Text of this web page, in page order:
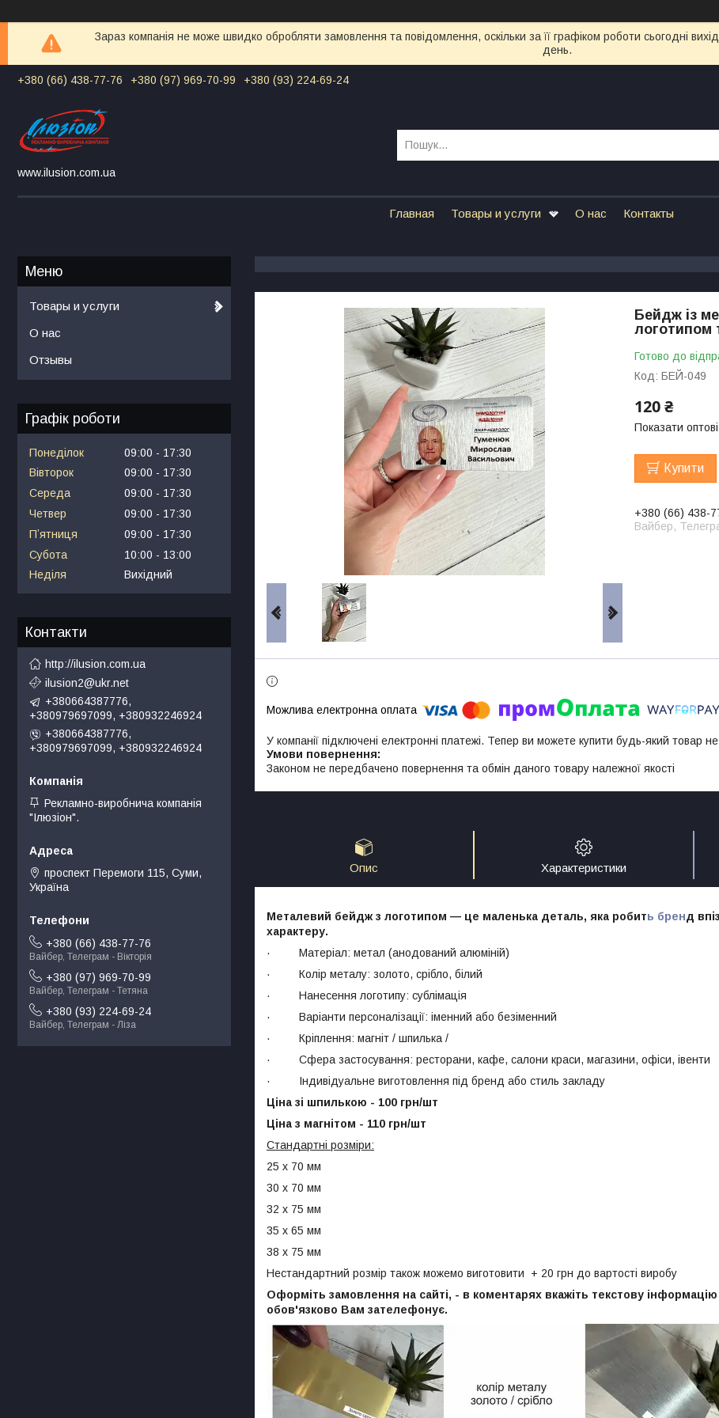
Зараз компанія не може швидко обробляти замовлення та повідомлення, оскільки за її графіком роботи сьогодні
день.
+380 (66) 438-77-76 +380 (97) 969-70-99 +380 (93) 224-69-24
www.ilusion.com.ua
Главная Товары и услуги О нас Контакты
Бейдж із
логотипом
Готово до
Код: БЕЙ-049
120 ₴
Показати
Купити
+380 (66) 438-
Вайбер,
У компанії підключені електронні платежі. Тепер ви можете купити будь-який товар
Законом не передбачено повернення та обмін даного товару належної якості
Опис Характеристики
Металевий бейдж з логотипом — це маленька деталь, яка робить бренд
характеру.
· Матеріал: метал (анодований алюміній)
· Колір металу: золото, срібло, білий
· Нанесення логотипу: сублімація
· Варіанти персоналізації: іменний або безіменний
· Кріплення: магніт / шпилька /
· Сфера застосування: ресторани, кафе, салони краси, магазини, офіси, івенти
· Індивідуальне виготовлення під бренд або стиль закладу
Ціна зі шпилькою - 100 грн/шт
Ціна з магнітом - 110 грн/шт
Стандартні розміри:
25 х 70 мм
30 х 70 мм
32 х 75 мм
35 х 65 мм
38 х 75 мм
Нестандартний розмір також можемо виготовити + 20 грн до вартості виробу
Оформіть замовлення на сайті, - в коментарях вкажіть текстову
обов'язково Вам зателефонує.
Товары и услуги
О нас
Отзывы
Графік роботи
Понеділок 09:00
17:30
Вівторок
09:00
17:30
Середа
09:00
17:30
Четвер
09:00
17:30
Пʼятниця
09:00
17:30
Субота
10:00
13:00
Неділя
Вихідний
Контакти
http://ilusion.com.ua
ilusion2@ukr.net
+380664387776,
+380979697099, +380932246924
+380664387776,
+380979697099, +380932246924
Рекламно-виробнича компанія
"Ілюзіон".
проспект Перемоги 115, Суми,
Україна
+380 (66) 438-77-76
Вайбер, Телеграм - Вікторія
+380 (97) 969-70-99
Вайбер, Телеграм - Тетяна
+380 (93) 224-69-24
Вайбер, Телеграм - Ліза